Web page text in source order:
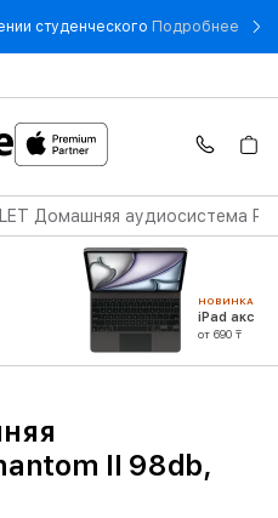
студенческого Подробнее - -
Домашняя аудиосистема
НОВИНКА
iPad
от 690 ₸
II 98db,